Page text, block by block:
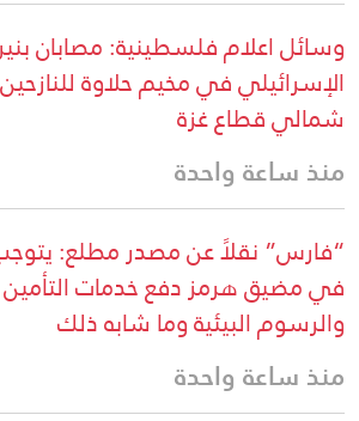
وسائل اعلام فلسطينية: مصابان
الإسرائيلي في مخيم حلاوة للنازحين
شمالي قطاع غزة
منذ ساعة واحدة
“فارس” نقلاً عن مصدر مطلع:
في مضيق هرمز دفع خدمات التأمين
والرسوم البيئية وما شابه ذلك
منذ ساعة واحدة